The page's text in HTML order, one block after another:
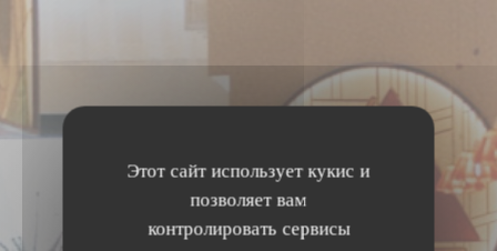
Этот сайт использует кукис и
позволяет вам
контролировать сервисы